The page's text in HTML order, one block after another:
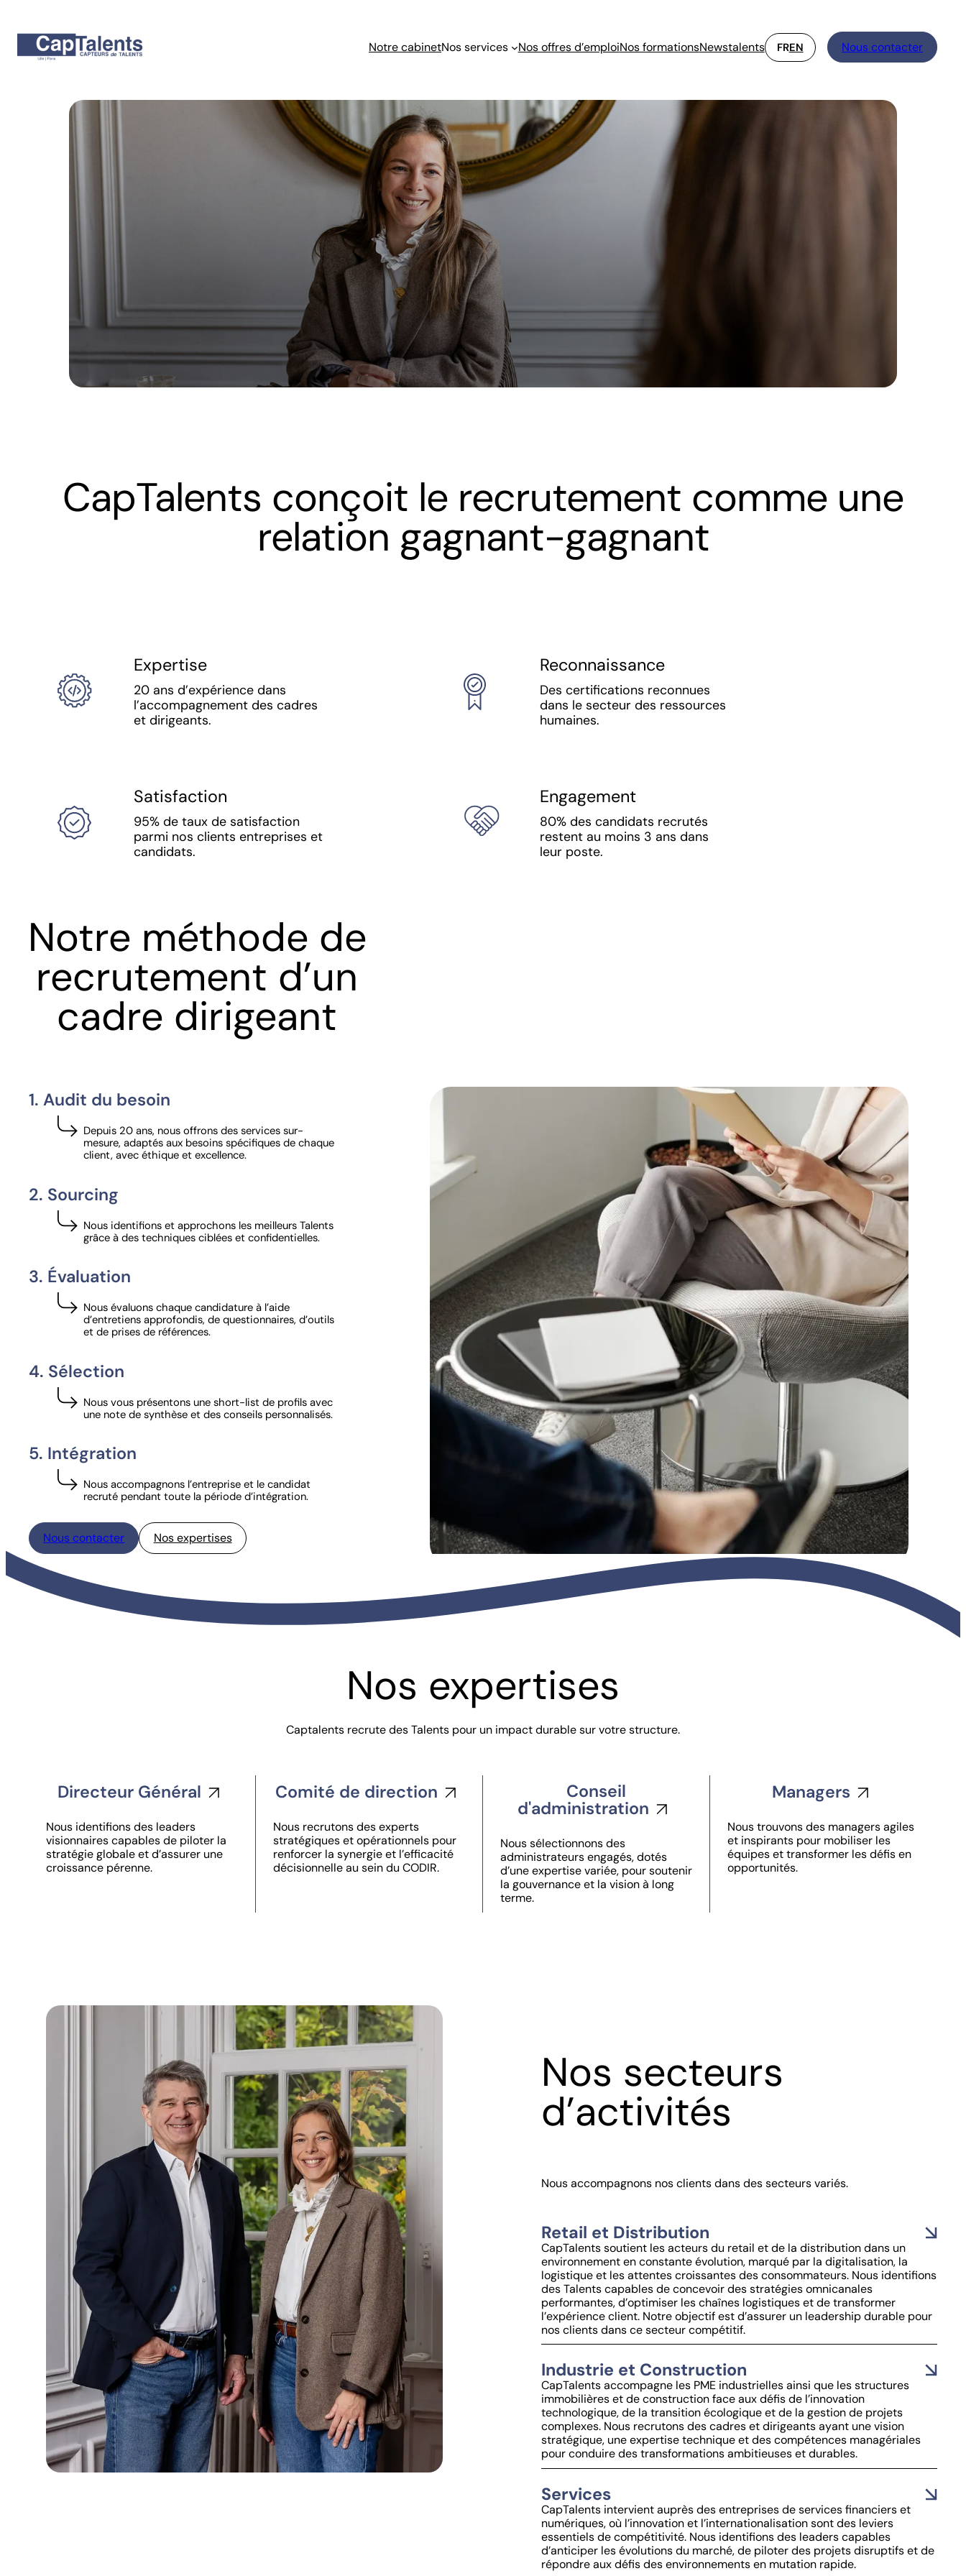
Notre cabinetNos services Nos offres d’emploiNos formationsNewstalents FREN Nous contacter
CapTalents conçoit le recrutement comme une
relation gagnant-gagnant
Expertise
20 ans d’expérience dans
l’accompagnement des cadres
et dirigeants.
Reconnaissance
Des certifications reconnues
dans le secteur des ressources
humaines.
Satisfaction
95% de taux de satisfaction
parmi nos clients entreprises et
candidats.
Engagement
80% des candidats recrutés
restent au moins 3 ans dans
leur poste.
Notre méthode de
recrutement d’un
cadre dirigeant
1. Audit du besoin
Depuis 20 ans, nous offrons des services sur-
mesure, adaptés aux besoins spécifiques de chaque
client, avec éthique et excellence.
2. Sourcing
Nous identifions et approchons les meilleurs Talents
grâce à des techniques ciblées et confidentielles.
3. Évaluation
Nous évaluons chaque candidature à l’aide
d’entretiens approfondis, de questionnaires, d’outils
et de prises de références.
4. Sélection
Nous vous présentons une short-list de profils avec
une note de synthèse et des conseils personnalisés.
5. Intégration
Nous accompagnons l’entreprise et le candidat
recruté pendant toute la période d’intégration.
Nous contacter Nos expertises
Nos expertises
Captalents recrute des Talents pour un impact durable sur votre structure.
Directeur Général
Nous identifions des leaders
visionnaires capables de piloter la
stratégie globale et d’assurer une
croissance pérenne.
Comité de direction
Nous recrutons des experts
stratégiques et opérationnels pour
renforcer la synergie et l’efficacité
décisionnelle au sein du CODIR.
Conseil
d'administration
Nous sélectionnons des
administrateurs engagés, dotés
d’une expertise variée, pour soutenir
la gouvernance et la vision à long
terme.
Managers
Nous trouvons des managers agiles
et inspirants pour mobiliser les
équipes et transformer les défis en
opportunités.
Nos secteurs
d’activités
Nous accompagnons nos clients dans des secteurs variés.
Retail et Distribution
CapTalents soutient les acteurs du retail et de la distribution dans un
environnement en constante évolution, marqué par la digitalisation, la
logistique et les attentes croissantes des consommateurs. Nous identifions
des Talents capables de concevoir des stratégies omnicanales
performantes, d’optimiser les chaînes logistiques et de transformer
l’expérience client. Notre objectif est d’assurer un leadership durable pour
nos clients dans ce secteur compétitif.
Industrie et Construction
CapTalents accompagne les PME industrielles ainsi que les structures
immobilières et de construction face aux défis de l’innovation
technologique, de la transition écologique et de la gestion de projets
complexes. Nous recrutons des cadres et dirigeants ayant une vision
stratégique, une expertise technique et des compétences managériales
pour conduire des transformations ambitieuses et durables.
Services
CapTalents intervient auprès des entreprises de services financiers et
numériques, où l’innovation et l’internationalisation sont des leviers
essentiels de compétitivité. Nous identifions des leaders capables
d’anticiper les évolutions du marché, de piloter des projets disruptifs et de
répondre aux défis des environnements en mutation rapide.